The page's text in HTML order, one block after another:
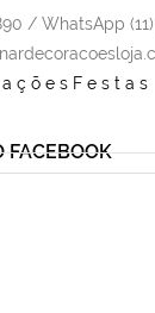
/ WhatsApp
FACEBOOK